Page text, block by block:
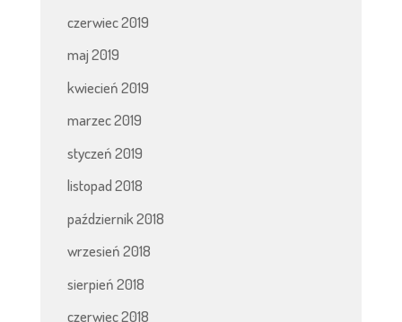
czerwiec 2019
maj 2019
kwiecień 2019
marzec 2019
styczeń 2019
listopad 2018
październik 2018
wrzesień 2018
sierpień 2018
czerwiec 2018